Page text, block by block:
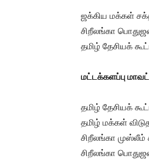
ஜக்கிய மக்கள்
சிறீலங்கா
தமிழ் தேசியக்
மட்டக்களப்பு
தமிழ் தேசியக்
தமிழ் மக்கள்
சிறீலங்கா முஸ்லீம்
சிறீலங்கா